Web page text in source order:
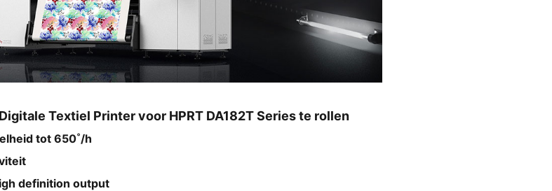
Textiel Printer voor HPRT DA182T Series te rollen
tot 650˚/h
definition output